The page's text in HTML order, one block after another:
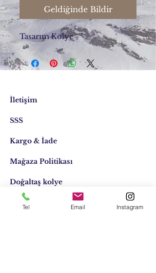
Geldiğinde Bildir
Tasarım Kolye
İletişim
SSS
Kargo & İade
Mağaza Politikası
Doğaltaş kolye
Doğaltaş kişiye özel
Tel Email Instagram